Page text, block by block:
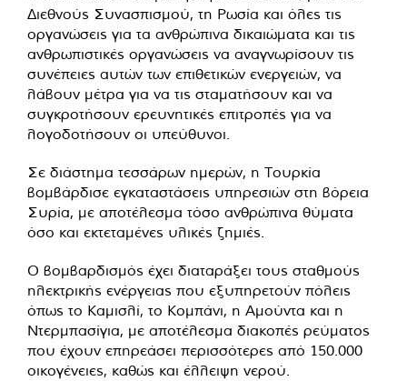
Διεθνούς Συνασπισμού, τη Ρωσία και όλες τις
οργανώσεις για τα ανθρώπινα δικαιώματα και τις
ανθρωπιστικές οργανώσεις να αναγνωρίσουν τις
συνέπειες αυτών των επιθετικών ενεργειών, να
λάβουν μέτρα για να τις σταματήσουν και να
συγκροτήσουν ερευνητικές επιτροπές για να
λογοδοτήσουν οι υπεύθυνοι.
Σε διάστημα τεσσάρων ημερών, η Τουρκία
βομβάρδισε εγκαταστάσεις υπηρεσιών στη βόρεια
Συρία, με αποτέλεσμα τόσο ανθρώπινα θύματα
όσο και εκτεταμένες υλικές ζημιές.
Ο βομβαρδισμός έχει διαταράξει τους σταθμούς
ηλεκτρικής ενέργειας που εξυπηρετούν πόλεις
όπως το Καμισλί, το Κομπάνι, η Αμούντα και η
Ντερμπασίγια, με αποτέλεσμα διακοπές ρεύματος
που έχουν επηρεάσει περισσότερες από 150.000
οικογένειες, καθώς και έλλειψη νερού.